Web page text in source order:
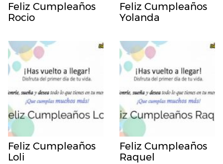
Feliz Cumpleaños
Rocio
Feliz Cumpleaños
Yolanda
Feliz Cumpleaños
Loli
Feliz Cumpleaños
Raquel